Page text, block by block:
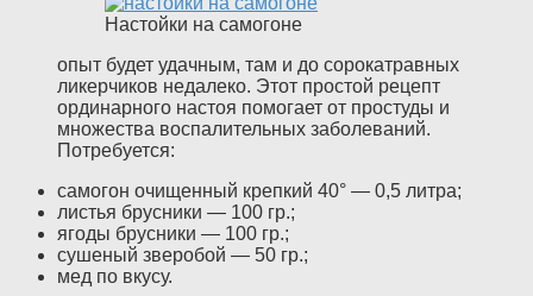
Настойки на самогоне
опыт будет удачным, там и до сорокатравных
ликерчиков недалеко. Этот простой рецепт
ординарного настоя помогает от простуды и
множества воспалительных заболеваний.
Потребуется:
самогон очищенный крепкий 40° — 0,5 литра;
листья брусники — 100 гр.;
ягоды брусники — 100 гр.;
сушеный зверобой — 50 гр.;
мед по вкусу.